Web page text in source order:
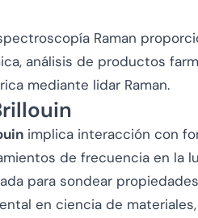
Raman
análisis de productos
mediante lidar Raman.
implica interacción con
de frecuencia en la
para sondear
en ciencia de